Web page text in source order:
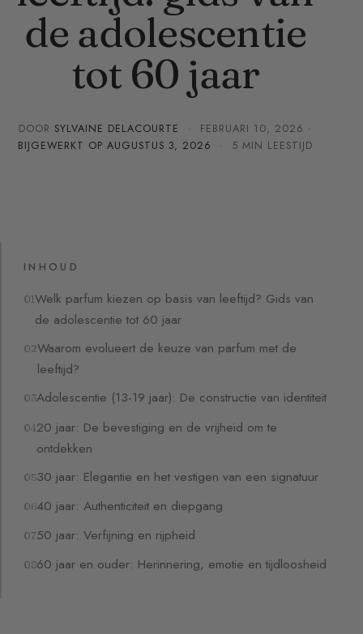
de adolescentie
tot 60 jaar
DOOR SYLVAINE DELACOURTE · FEBRUARI 10, 2026 ·
BIJGEWERKT OP AUGUSTUS 3, 2026 · 5 MIN LEESTIJD
INHOUD
Welk parfum kiezen op basis van leeftijd? Gids van
de adolescentie tot 60 jaar
Waarom evolueert de keuze van parfum met de
leeftijd?
Adolescentie (13-19 jaar): De constructie van identiteit
20 jaar: De bevestiging en de vrijheid om te
ontdekken
30 jaar: Elegantie en het vestigen van een signatuur
40 jaar: Authenticiteit en diepgang
50 jaar: Verfijning en rijpheid
60 jaar en ouder: Herinnering, emotie en tijdloosheid